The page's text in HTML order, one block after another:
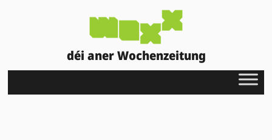
déi aner Wochenzeitung